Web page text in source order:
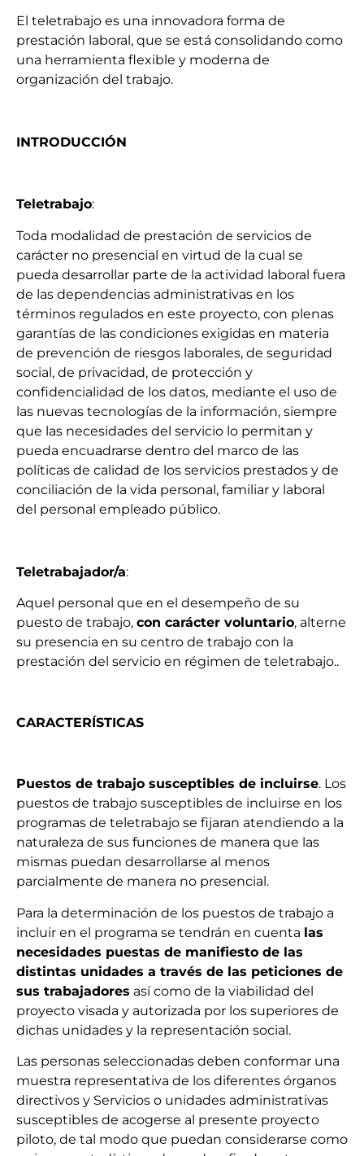
El teletrabajo es una innovadora forma de
prestación laboral, que se está consolidando como
una herramienta flexible y moderna de
organización del trabajo.
INTRODUCCIÓN
Teletrabajo:
Toda modalidad de prestación de servicios de
carácter no presencial en virtud de la cual se
pueda desarrollar parte de la actividad laboral fuera
de las dependencias administrativas en los
términos regulados en este proyecto, con plenas
garantías de las condiciones exigidas en materia
de prevención de riesgos laborales, de seguridad
social, de privacidad, de protección y
confidencialidad de los datos, mediante el uso de
las nuevas tecnologías de la información, siempre
que las necesidades del servicio lo permitan y
pueda encuadrarse dentro del marco de las
políticas de calidad de los servicios prestados y de
conciliación de la vida personal, familiar y laboral
del personal empleado público.
Teletrabajador/a:
Aquel personal que en el desempeño de su
puesto de trabajo, con carácter voluntario, alterne
su presencia en su centro de trabajo con la
prestación del servicio en régimen de teletrabajo..
CARACTERÍSTICAS
Puestos de trabajo susceptibles de incluirse. Los
puestos de trabajo susceptibles de incluirse en los
programas de teletrabajo se fijaran atendiendo a la
naturaleza de sus funciones de manera que las
mismas puedan desarrollarse al menos
parcialmente de manera no presencial.
Para la determinación de los puestos de trabajo a
incluir en el programa se tendrán en cuenta las
necesidades puestas de manifiesto de las
distintas unidades a través de las peticiones de
sus trabajadores así como de la viabilidad del
proyecto visada y autorizada por los superiores de
dichas unidades y la representación social.
Las personas seleccionadas deben conformar una
muestra representativa de los diferentes órganos
directivos y Servicios o unidades administrativas
susceptibles de acogerse al presente proyecto
piloto, de tal modo que puedan considerarse como